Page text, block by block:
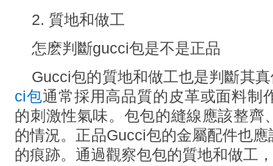
2. 質地和做工
怎麽判斷gucci包是不是正品
Gucci包的質地和做工也是判斷其
ci包通常採用高品質的皮革或面料制
的刺激性氣味。包包的縫線應該整齊
的情況。正品Gucci包的金屬配件也
的痕跡。通過觀察包包的質地和做工